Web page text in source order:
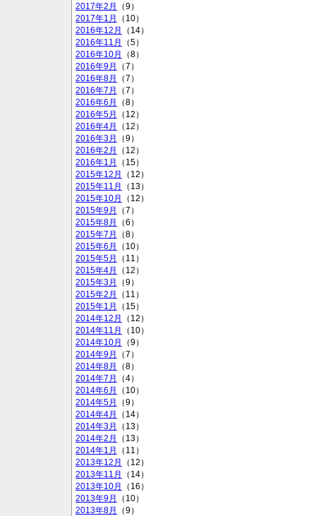
2017年2月
（9）
2017年1月
（10）
2016年12月
（14）
2016年11月
（5）
2016年10月
（8）
2016年9月
（7）
2016年8月
（7）
2016年7月
（7）
2016年6月
（8）
2016年5月
（12）
2016年4月
（12）
2016年3月
（9）
2016年2月
（12）
2016年1月
（15）
2015年12月
（12）
2015年11月
（13）
2015年10月
（12）
2015年9月
（7）
2015年8月
（6）
2015年7月
（8）
2015年6月
（10）
2015年5月
（11）
2015年4月
（12）
2015年3月
（9）
2015年2月
（11）
2015年1月
（15）
2014年12月
（12）
2014年11月
（10）
2014年10月
（9）
2014年9月
（7）
2014年8月
（8）
2014年7月
（4）
2014年6月
（10）
2014年5月
（9）
2014年4月
（14）
2014年3月
（13）
2014年2月
（13）
2014年1月
（11）
2013年12月
（12）
2013年11月
（14）
2013年10月
（16）
2013年9月
（10）
2013年8月
（9）